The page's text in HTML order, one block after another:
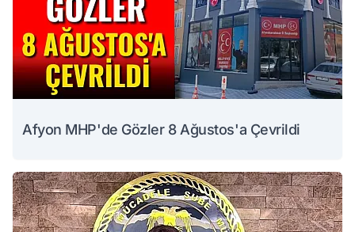
Afyon MHP'de Gözler 8 Ağustos'a Çevrildi